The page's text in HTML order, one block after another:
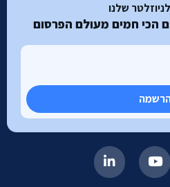
שלנו
הכי חמים מעולם הפרסום